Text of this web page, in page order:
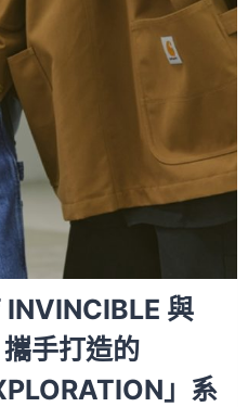
與
手打造的
」系